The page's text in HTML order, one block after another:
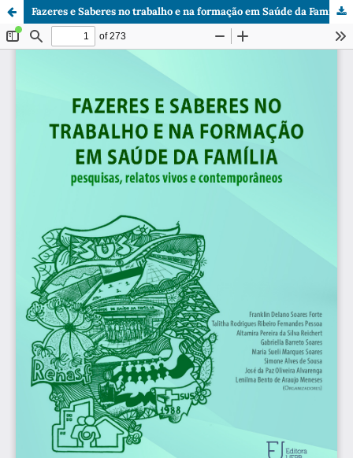
Fazeres e Saberes no trabalho e na formação em Saúde da Família.pdf